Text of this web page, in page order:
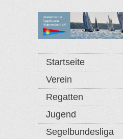
Startseite
Verein
Regatten
Jugend
Segelbundesliga